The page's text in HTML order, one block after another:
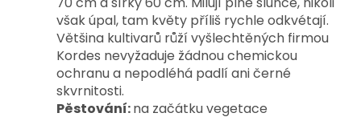
však úpal, tam květy příliš rychle odkvétají.
Většina kultivarů růží vyšlechtěných firmou
Kordes nevyžaduje žádnou chemickou
ochranu a nepodléhá padlí ani černé
skvrnitosti.
Pěstování:na začátku vegetace